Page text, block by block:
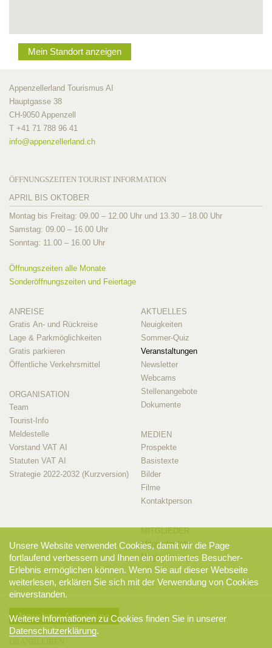
Mein Standort anzeigen
Appenzellerland Tourismus AI
Hauptgasse 38
CH-9050 Appenzell
T +41 71 788 96 41
info@appenzellerland.ch
ÖFFNUNGSZEITEN TOURIST INFORMATION
APRIL BIS OKTOBER
Montag bis Freitag: 09.00 – 12.00 Uhr und 13.30 – 18.00 Uhr
Samstag: 09.00 – 16.00 Uhr
Sonntag: 11.00 – 16.00 Uhr
Öffnungszeiten alle Monate
Sonderöffnungszeiten und Feiertage
ANREISE
Gratis An- und Rückreise
Lage & Parkmöglichkeiten
Gratis parkieren
Öffentliche Verkehrsmittel
ORGANISATION
Team
Tourist-Info
Meldestelle
Vorstand VAT AI
Statuten VAT AI
Strategie 2022-2032 (Kurzversion)
AKTUELLES
Neuigkeiten
Sommer-Quiz
Veranstaltungen
Newsletter
Webcams
Stellenangebote
Dokumente
MEDIEN
Prospekte
Basistexte
Bilder
Filme
Kontaktperson
MITGLIEDER
Mitglieder-Info
Mitglieder-Login
Newsletter-Anmeldung
Unsere Website verwendet Cookies, damit wir die Page
fortlaufend verbessern und Ihnen ein optimiertes Besucher-
Erlebnis ermöglichen können. Wenn Sie auf dieser Webseite
weiterlesen, erklären Sie sich mit der Verwendung von Cookies
einverstanden.
Weitere Informationen zu Cookies finden Sie in unserer
Datenschutzerklärung.